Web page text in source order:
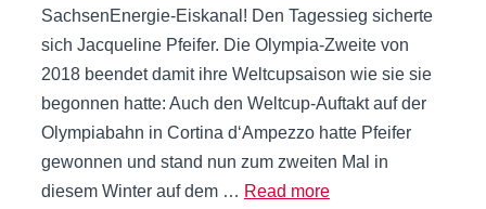
SachsenEnergie-Eiskanal! Den Tagessieg sicherte
sich Jacqueline Pfeifer. Die Olympia-Zweite von
2018 beendet damit ihre Weltcupsaison wie sie sie
begonnen hatte: Auch den Weltcup-Auftakt auf der
Olympiabahn in Cortina d‘Ampezzo hatte Pfeifer
gewonnen und stand nun zum zweiten Mal in
diesem Winter auf dem … Read more